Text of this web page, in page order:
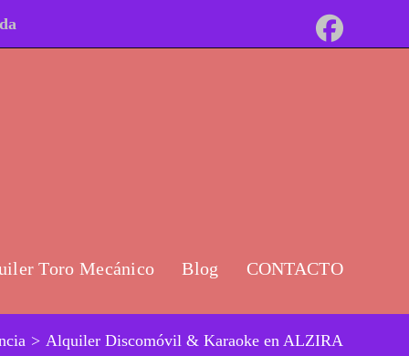
Toro Mecánico Blog CONTACTO
> Alquiler Discomóvil & Karaoke en ALZIRA